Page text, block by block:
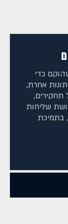
כדי
אחרת,
תחקירים,
שליחות
בתמיכת